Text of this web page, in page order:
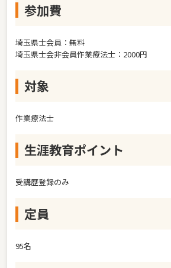
参加費
埼玉県士会員：無料
埼玉県士会非会員作業療法士：2000円
対象
作業療法士
生涯教育ポイント
受講歴登録のみ
定員
95名